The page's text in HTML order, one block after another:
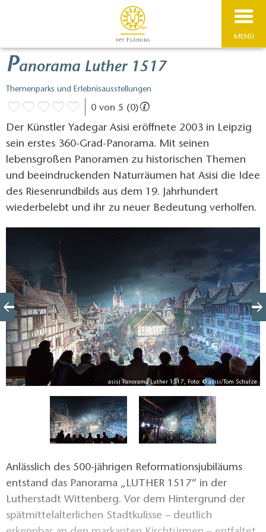
MENÜ
Panorama Luther 1517
Themenparks und Erlebnisausstellungen
0 von 5 (0)
Der Künstler Yadegar Asisi eröffnete 2003 in Leipzig
sein erstes 360-Grad-Panorama. Mit seinen
lebensgroßen Panoramen zu historischen Themen
und beeindruckenden Naturräumen hat Asisi die Idee
des Riesenrundbilds aus dem 19. Jahrhundert
wiederbelebt und ihr zu neuer Bedeutung verholfen.
asisi Panorama Luther 1517, Foto: © asisi/Tom Schulze
Anlässlich des 500-jährigen Reformationsjubiläums
entstand das Panorama „LUTHER 1517“ in der
Lutherstadt Wittenberg. Vor dem Hintergrund der
spätmittelalterlichen Stadtkulisse – deutlich